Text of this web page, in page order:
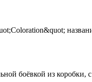
боёвкой из